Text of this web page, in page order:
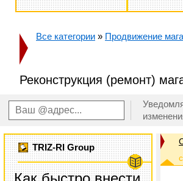
Все категории » Продвижение
Реконструкция (ремонт)
TRIZ-RI Group